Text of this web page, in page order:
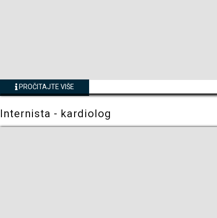
PROČITAJTE VIŠE
Internista - kardiolog